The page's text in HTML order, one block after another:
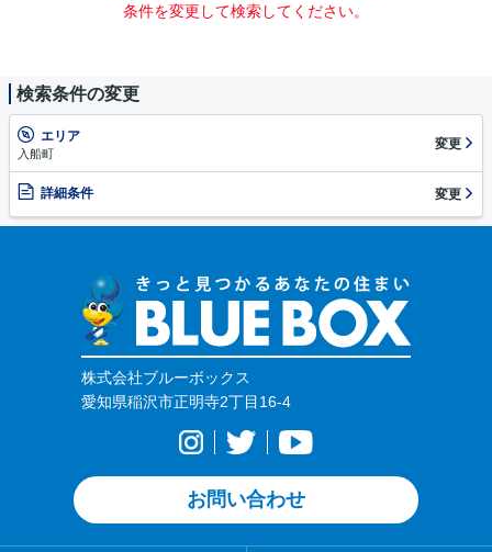
条件を変更して検索してください。
検索条件の変更
エリア
入船町
変更
詳細条件 変更
株式会社ブルーボックス
愛知県稲沢市正明寺2丁目16-4
お問い合わせ